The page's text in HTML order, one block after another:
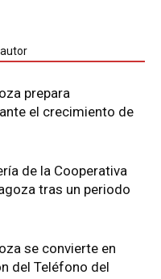
prepara
el crecimiento de
de la Cooperativa
tras un periodo
se convierte en
del Teléfono del